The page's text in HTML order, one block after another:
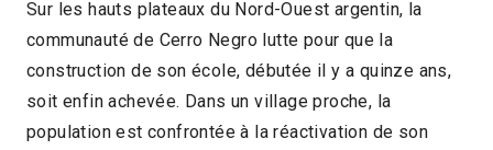
Sur les hauts plateaux du Nord-Ouest argentin, la
communauté de Cerro Negro lutte pour que la
construction de son école, débutée il y a quinze ans,
soit enfin achevée. Dans un village proche, la
population est confrontée à la réactivation de son